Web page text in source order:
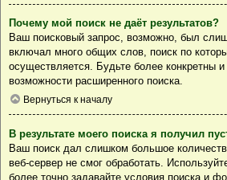
Почему мой поиск не даёт результатов?
Ваш поисковый запрос, возможно, был
включал много общих слов, поиск по
осуществляется. Будьте более конкретны и
возможности расширенного поиска.
Вернуться к началу
В результате моего поиска я получил
Ваш поиск дал слишком большое
веб-сервер не смог обработать.
более точно задавайте условия поиска и